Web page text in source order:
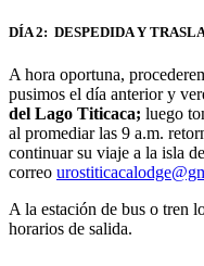
DÍA 2: DESPEDIDA Y
A hora oportuna,
pusimos el día anterior y
del Lago Titicaca; luego
al promediar las 9 a.m.
continuar su viaje a la isla
correo
A la estación de bus o tren
horarios de salida.